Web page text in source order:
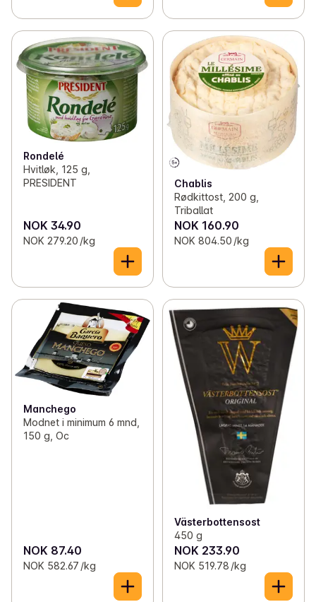
Rondelé
Hvitløk, 125 g,
PRESIDENT
NOK 34.90
NOK 279.20 /kg
Chablis
Rødkittost, 200 g,
Triballat
NOK 160.90
NOK 804.50 /kg
Manchego
Modnet i minimum 6 mnd,
150 g, Oc
NOK 87.40
NOK 582.67 /kg
Västerbottensost
450 g
NOK 233.90
NOK 519.78 /kg